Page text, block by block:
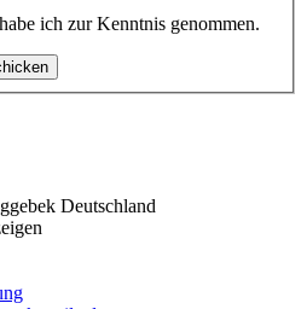
habe ich zur Kenntnis genommen.
Deutschland